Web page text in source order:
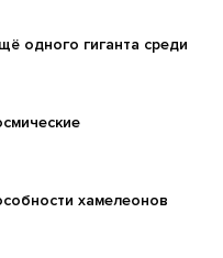
одного гиганта среди
хамелеонов